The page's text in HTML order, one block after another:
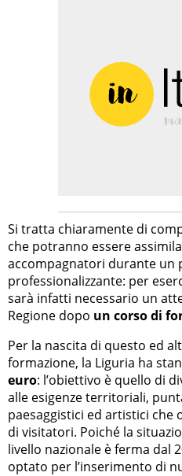
Si tratta chiaramente di
che potranno essere
accompagnatori durante un
professionalizzante: per
sarà infatti necessario un
Regione dopo un corso di
Per la nascita di questo ed
formazione, la Liguria ha
euro: l’obiettivo è quello di
alle esigenze territoriali,
paesaggistici ed artistici
di visitatori. Poiché la
livello nazionale è ferma dal
optato per l’inserimento di